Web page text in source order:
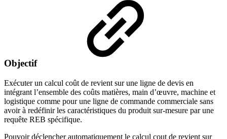
Objectif
Exécuter un calcul coût de revient sur une ligne de devis en
intégrant l’ensemble des coûts matières, main d’œuvre, machine et
logistique comme pour une ligne de commande commerciale sans
avoir à redéfinir les caractéristiques du produit sur-mesure par une
requête REB spécifique.
Pouvoir déclencher automatiquement le calcul cout de revient sur